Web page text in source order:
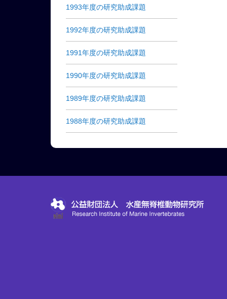
1993年度の研究助成課題
1992年度の研究助成課題
1991年度の研究助成課題
1990年度の研究助成課題
1989年度の研究助成課題
1988年度の研究助成課題